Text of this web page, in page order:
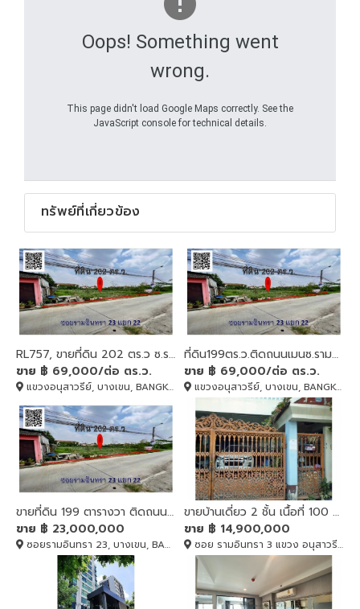
Oops! Something went
wrong.
This page didn't load Google Maps correctly. See the
JavaScript console for technical details.
ทรัพย์ที่เกี่ยวข้อง
RL757, ขายที่ดิน 202 ตร.ว ซ.รามอินทรา 23 แยก 22
ขาย ฿ 69,000/ต่อ ตร.ว.
แขวงอนุสาวรีย์, บางเขน, BANGKOK , 10220
ที่ดิน199ตร.ว.ติดถนนเมนซ.รามอินทรา23, ที่ดิน199ตร.ว.ติดถนนเมนซ.รามอินทรา23
ขาย ฿ 69,000/ต่อ ตร.ว.
แขวงอนุสาวรีย์, บางเขน, BANGKOK , 10220
ขายที่ดิน 199 ตารางวา ติดถนนรามอินทรา ซอย 23 (อยู่ระหว่างแยก16,18)
ขาย ฿ 23,000,000
ซอยรามอินทรา 23, บางเขน, BANGKOK , 10220
ขายบ้านเดี่ยว 2 ชั้น เนื้อที่ 100 ตร.ว. หมู่บ้านอัมรินทร์นิเวศน์ 1 ซอย 2 ใกล้เซ็นทรัลรามอินทรา
ขาย ฿ 14,900,000
ซอย รามอินทรา 3 แขวง อนุสาวรีย์ เขตบางเขน กรุงเทพมหานคร, บางเขน, BANGKOK , 10220